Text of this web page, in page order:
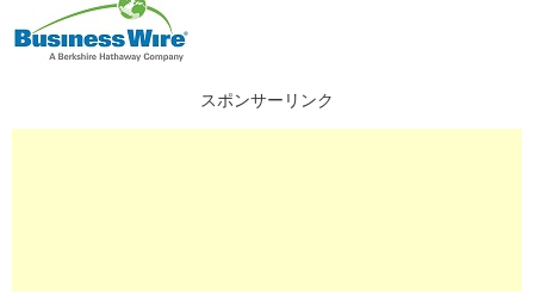
スポンサーリンク